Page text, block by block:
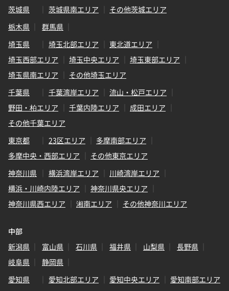
茨城県
茨城県南エリア
その他茨城エリア
栃木県
群馬県
埼玉県
埼玉北部エリア
東北道エリア
埼玉西部エリア
埼玉中央エリア
埼玉東部エリア
埼玉県南エリア
その他埼玉エリア
千葉県
千葉湾岸エリア
流山・松戸エリア
野田・柏エリア
千葉内陸エリア
成田エリア
その他千葉エリア
東京都
23区エリア
多摩南部エリア
多摩中央・西部エリア
その他東京エリア
神奈川県
横浜湾岸エリア
川崎湾岸エリア
横浜・川崎内陸エリア
神奈川県央エリア
神奈川県西エリア
湘南エリア その他神奈川エリア
中部
新潟県
富山県 石川県 福井県 山梨県
長野県
岐阜県
静岡県
愛知県
愛知北部エリア 愛知中央エリア
愛知南部エリア